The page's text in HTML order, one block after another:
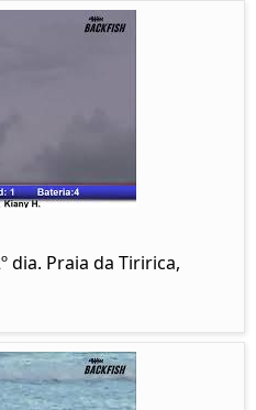
dia. Praia da Tiririca,